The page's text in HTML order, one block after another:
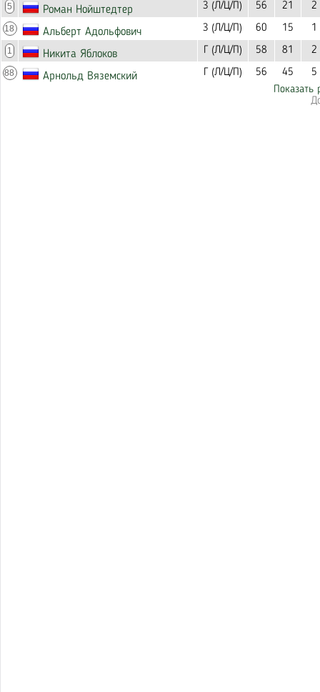
5 Роман Нойштедтер З (Л/Ц/П) 56 21 2
18 Альберт Адольфович З (Л/Ц/П) 60 15 1
1 Никита Яблоков Г (Л/Ц/П) 58 81 2
88 Арнольд Вяземский Г (Л/Ц/П) 56 45
5
Показать